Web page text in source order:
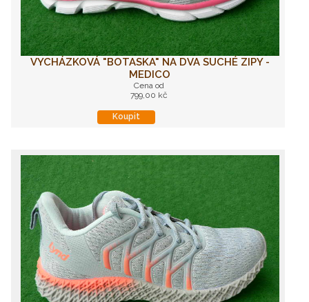
VYCHÁZKOVÁ "BOTASKA" NA DVA SUCHÉ ZIPY -
MEDICO
Cena od
799,00 kč
Koupit